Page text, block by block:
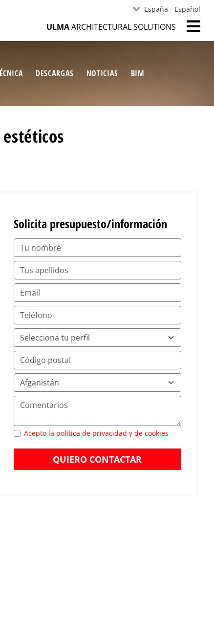
España - Español
ULMAARCHITECTURAL SOLUTIONS
DESCARGAS NOTICIAS
BIM
Solicita presupuesto/información
Acepto la política de privacidad y de cookies
QUIERO CONTACTAR